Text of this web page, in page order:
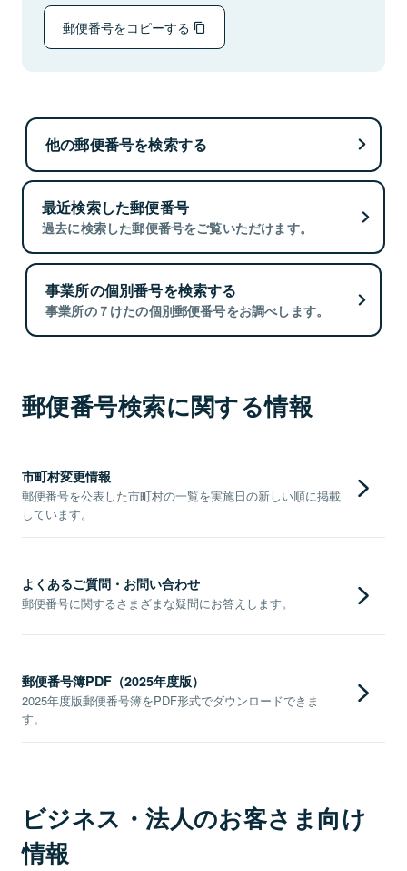
郵便番号をコピーする
他の郵便番号を検索する
最近検索した郵便番号
過去に検索した郵便番号をご覧いただけます。
事業所の個別番号を検索する
事業所の７けたの個別郵便番号をお調べします。
郵便番号検索に関する情報
市町村変更情報
郵便番号を公表した市町村の一覧を実施日の新しい順に掲載
しています。
よくあるご質問・お問い合わせ
郵便番号に関するさまざまな疑問にお答えします。
郵便番号簿PDF（2025年度版）
2025年度版郵便番号簿をPDF形式でダウンロードできま
す。
ビジネス・法人のお客さま向け
情報